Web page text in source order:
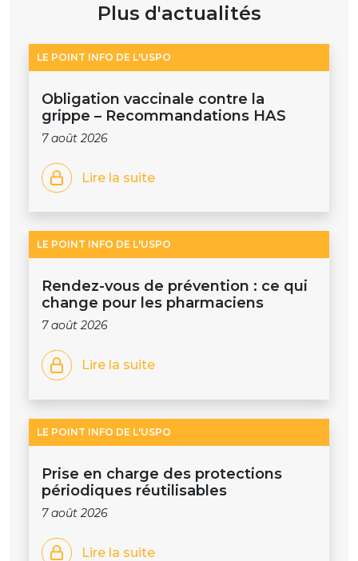
Plus d'actualités
LE POINT INFO DE L'USPO
Obligation vaccinale contre la
grippe – Recommandations HAS
7 août 2026
Lire la suite
LE POINT INFO DE L'USPO
Rendez-vous de prévention : ce qui
change pour les pharmaciens
7 août 2026
Lire la suite
LE POINT INFO DE L'USPO
Prise en charge des protections
périodiques réutilisables
7 août 2026
Lire la suite